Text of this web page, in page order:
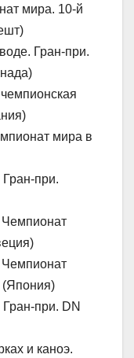
мира. 10-й
Гран-при.
мира в
Гран-при.
Чемпионат
Чемпионат
(Япония)
при. DN
и каноэ.